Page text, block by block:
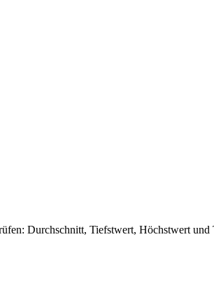
Durchschnitt, Tiefstwert, Höchstwert und